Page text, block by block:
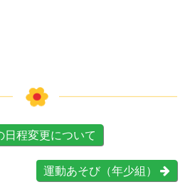
日程変更について
運動あそび（年少組）